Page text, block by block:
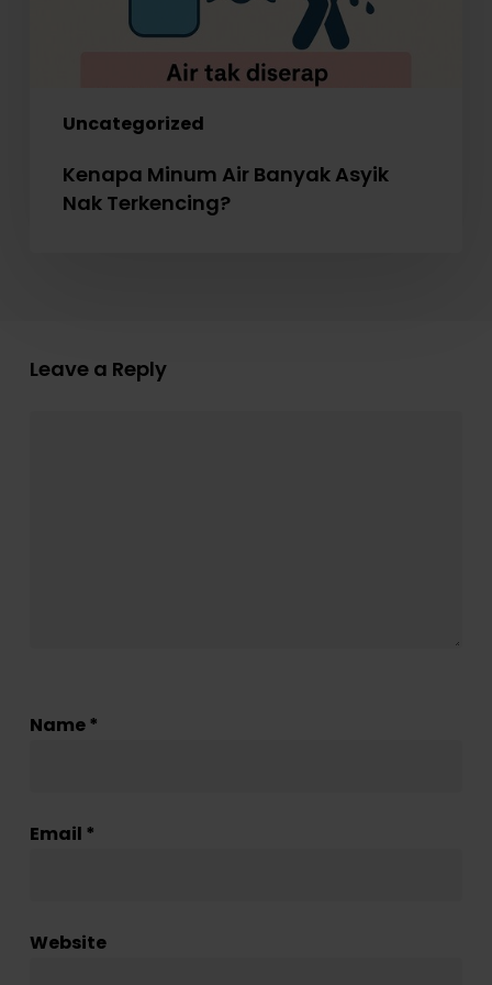
Uncategorized
Kenapa Minum Air Banyak Asyik
Nak Terkencing?
Leave a Reply
Name *
Email *
Website